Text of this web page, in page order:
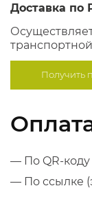
Доставка по
Получить
— По QR-коду
— По ссылке